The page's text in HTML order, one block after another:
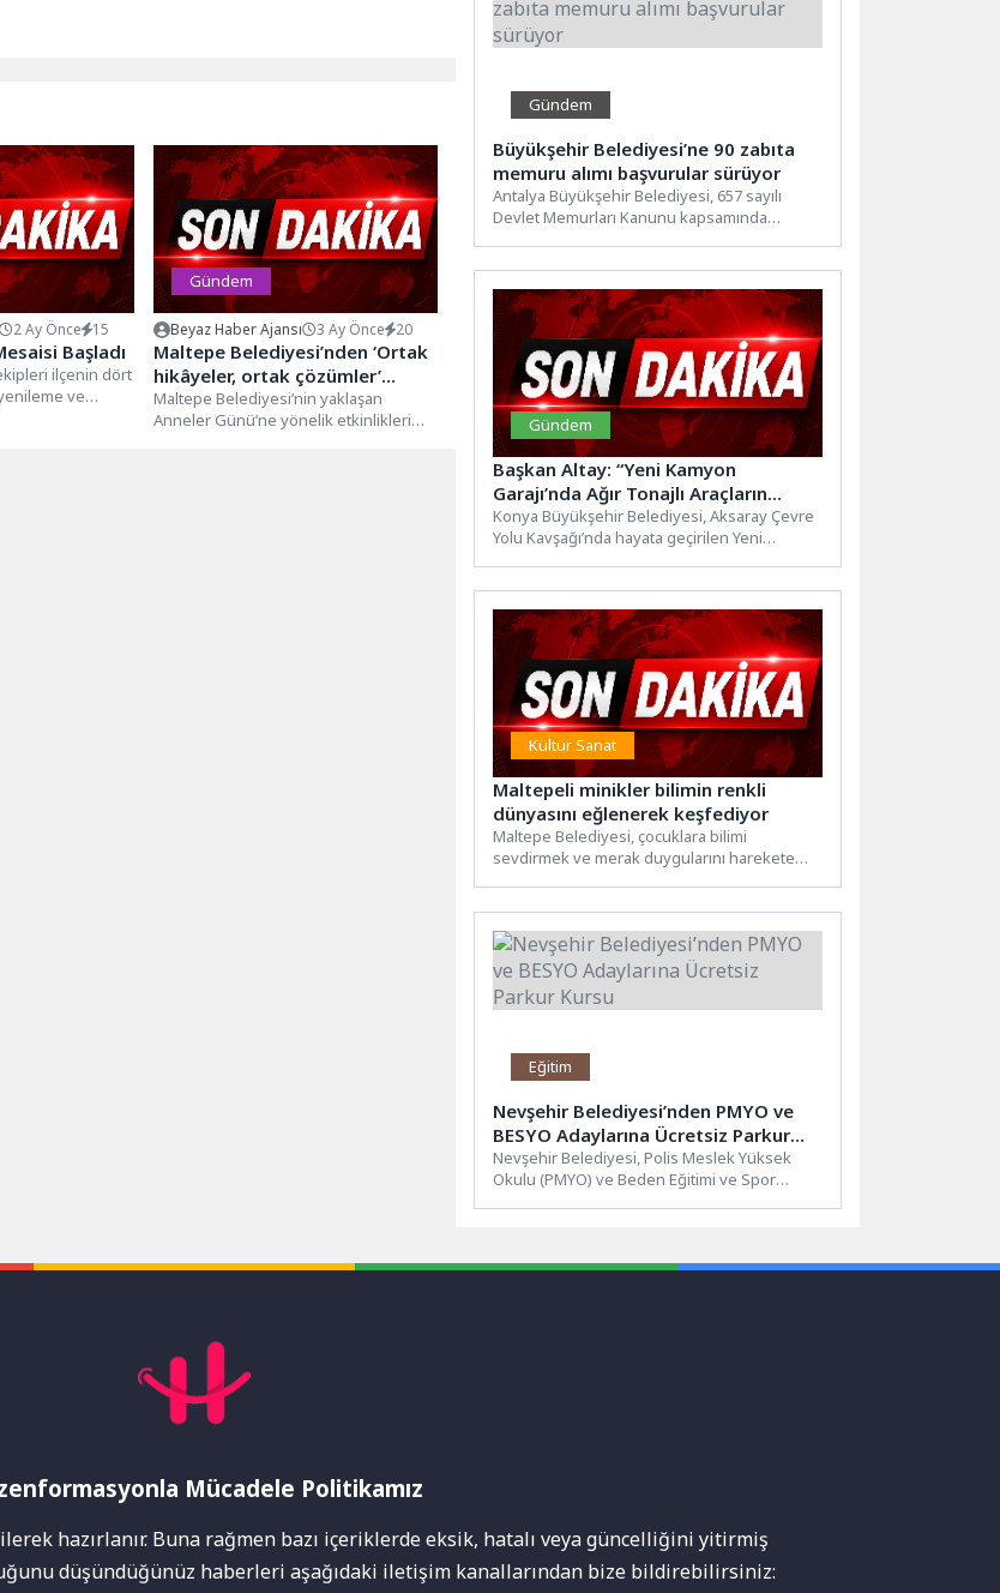
2 Ay Önce 15
Başladı
ilçenin dört
ve
Gündem
Beyaz Haber Ajansı 3 Ay Önce 20
Maltepe Belediyesi’nden ‘Ortak
hikâyeler, ortak çözümler’
paneli
Maltepe Belediyesi’nin yaklaşan
Anneler Günü’ne yönelik etkinlikleri
Gündem
Büyükşehir Belediyesi’ne 90 zabıta
memuru alımı başvurular sürüyor
Antalya Büyükşehir Belediyesi, 657 sayılı
Devlet Memurları Kanunu kapsamında
Gündem
Başkan Altay: “Yeni Kamyon
Garajı’nda Ağır Tonajlı Araçların
Kullanımına Uygun Asfalt Çalışması
Yapıyoruz”
Konya Büyükşehir Belediyesi, Aksaray Çevre
Yolu Kavşağı’nda hayata geçirilen Yeni
Kültür Sanat
Maltepeli minikler bilimin renkli
dünyasını eğlenerek keşfediyor
Maltepe Belediyesi, çocuklara bilimi
sevdirmek ve merak duygularını harekete
Eğitim
Nevşehir Belediyesi’nden PMYO ve
BESYO Adaylarına Ücretsiz Parkur
Kursu
Nevşehir Belediyesi, Polis Meslek Yüksek
Okulu (PMYO) ve Beden Eğitimi ve Spor
Mücadele Politikamız
hazırlanır. Buna rağmen bazı içeriklerde eksik, hatalı veya güncelliğini yitirmiş
düşündüğünüz haberleri aşağıdaki iletişim kanallarından bize bildirebilirsiniz: